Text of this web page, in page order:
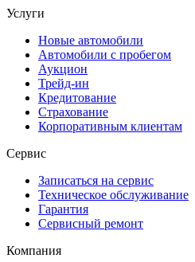
Услуги
Новые автомобили
Автомобили с пробегом
Аукцион
Трейд-ин
Кредитование
Страхование
Корпоративным клиентам
Сервис
Записаться на сервис
Техническое обслуживание
Гарантия
Сервисный ремонт
Компания